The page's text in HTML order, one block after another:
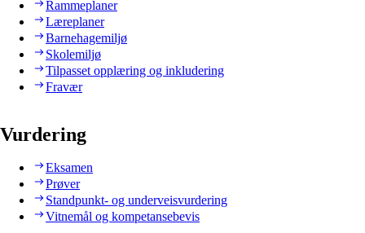
Rammeplaner
Læreplaner
Barnehagemiljø
Skolemiljø
Tilpasset opplæring og inkludering
Fravær
Vurdering
Eksamen
Prøver
Standpunkt- og underveisvurdering
Vitnemål og kompetansebevis